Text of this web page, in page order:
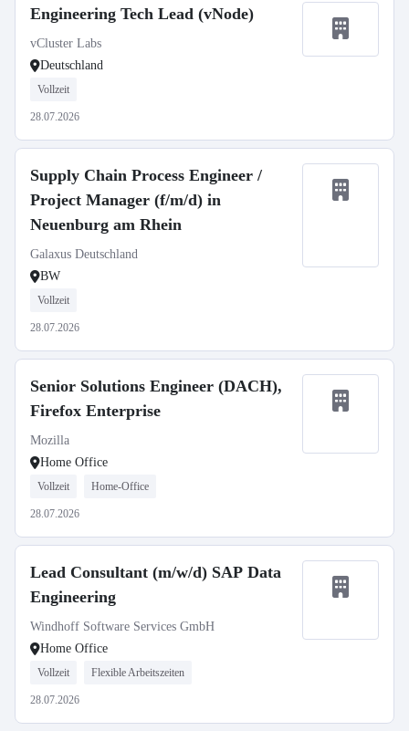
Engineering Tech Lead (vNode)
vCluster Labs
Deutschland
Vollzeit
28.07.2026
Supply Chain Process Engineer /
Project Manager (f/m/d) in
Neuenburg am Rhein
Galaxus Deutschland
BW
Vollzeit
28.07.2026
Senior Solutions Engineer (DACH),
Firefox Enterprise
Mozilla
Home Office
Vollzeit Home-Office
28.07.2026
Lead Consultant (m/w/d) SAP Data
Engineering
Windhoff Software Services GmbH
Home Office
Vollzeit Flexible Arbeitszeiten
28.07.2026